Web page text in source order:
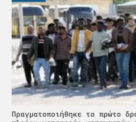
Πραγματοποιήθηκε το πρώτο